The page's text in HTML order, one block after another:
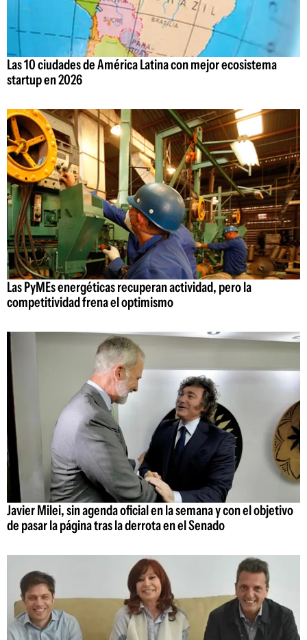
Las 10 ciudades de América Latina con mejor ecosistema
startup en 2026
Las PyMEs energéticas recuperan actividad, pero la
competitividad frena el optimismo
Javier Milei, sin agenda oficial en la semana y con el objetivo
de pasar la página tras la derrota en el Senado